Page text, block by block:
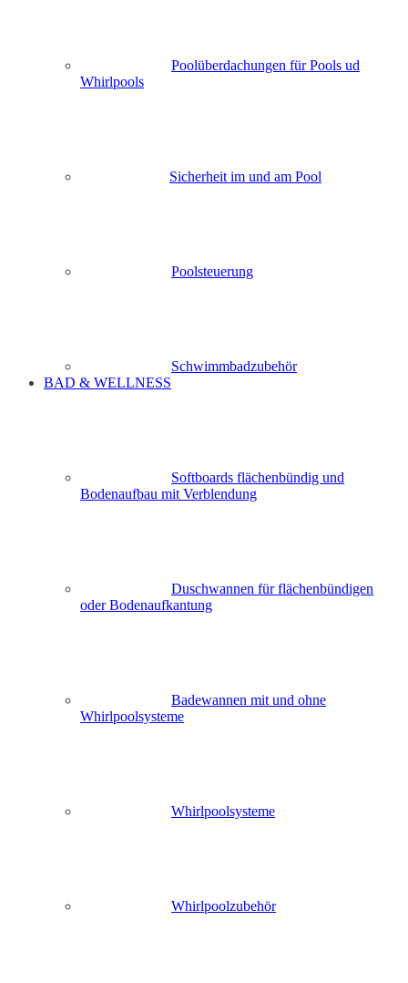
Poolüberdachungen für Pools ud
Whirlpools
Sicherheit im und am Pool
Poolsteuerung
Schwimmbadzubehör
BAD & WELLNESS
Softboards flächenbündig und
Bodenaufbau mit Verblendung
Duschwannen für flächenbündigen
oder Bodenaufkantung
Badewannen mit und ohne
Whirlpoolsysteme
Whirlpoolsysteme
Whirlpoolzubehör